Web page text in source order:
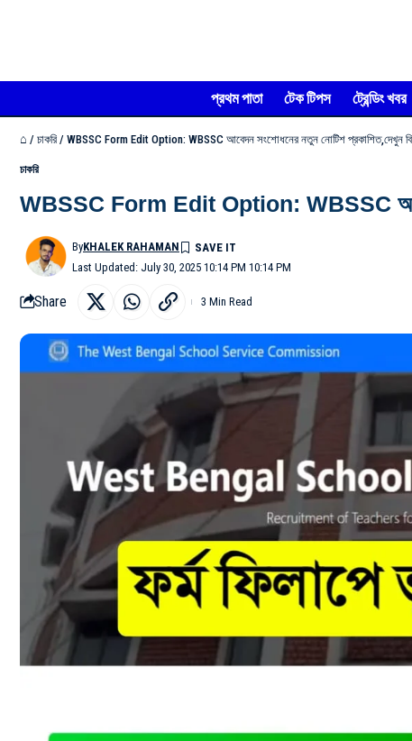
প্রথম পাতা টেক টিপস ট্রেন্ডিং খবর
⌂ / চাকরি / WBSSC Form Edit Option: WBSSC আবেদন সংশোধনের নতুন নোটিশ প্রকাশিত,দেখুন
চাকরি
WBSSC Form Edit Option: WBSSC আবেদন
Last Updated: July 30, 2025 10:14 PM 10:14 PM
ByKHALEK RAHAMAN
Share 3 Min Read